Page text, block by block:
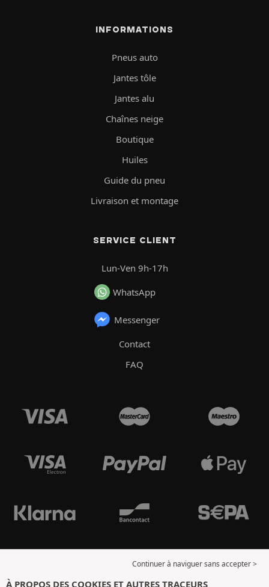
INFORMATIONS
Pneus auto
Jantes tôle
Jantes alu
Chaînes neige
Boutique
Huiles
Guide du pneu
Livraison et montage
SERVICE CLIENT
Lun-Ven 9h-17h
WhatsApp
Messenger
Contact
FAQ
Continuer à naviguer sans accepter >
À PROPOS DES COOKIES ET AUTRES TRACEURS